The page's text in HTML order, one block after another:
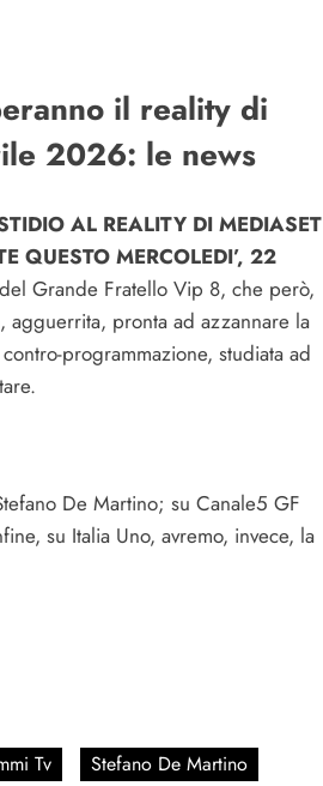
il reality di
2026: le news
AL REALITY DI MEDIASET
QUESTO MERCOLEDI’, 22
Grande Fratello Vip 8, che però,
pronta ad azzannare la
programmazione, studiata ad
De Martino; su Canale5 GF
su Italia Uno, avremo, invece, la
Tv Stefano De Martino